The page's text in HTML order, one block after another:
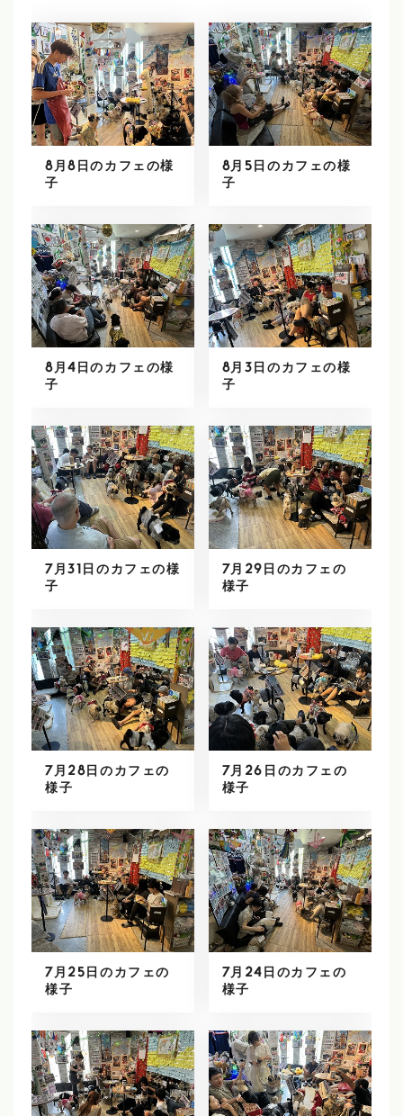
8月8日のカフェの様
子
8月5日のカフェの様
子
8月4日のカフェの様
子
8月3日のカフェの様
子
7月31日のカフェの様
子
7月29日のカフェの
様子
7月28日のカフェの
様子
7月26日のカフェの
様子
7月25日のカフェの
様子
7月24日のカフェの
様子